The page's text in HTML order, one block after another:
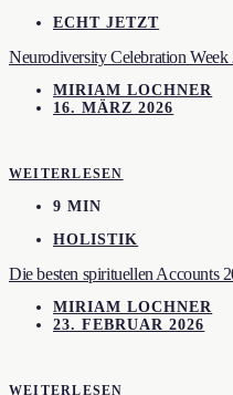
ECHT JETZT
Neurodiversity Celebration Week
MIRIAM LOCHNER
16. MÄRZ 2026
WEITERLESEN
9 MIN
HOLISTIK
Die besten spirituellen Accounts
MIRIAM LOCHNER
23. FEBRUAR 2026
WEITERLESEN